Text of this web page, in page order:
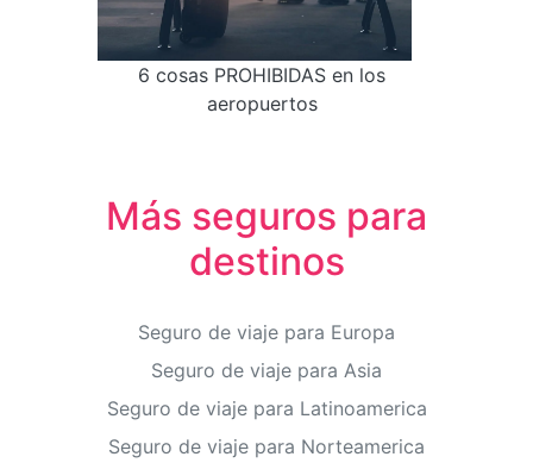
6 cosas PROHIBIDAS en los
aeropuertos
Más seguros para
destinos
Seguro de viaje para Europa
Seguro de viaje para Asia
Seguro de viaje para Latinoamerica
Seguro de viaje para Norteamerica